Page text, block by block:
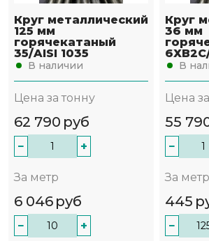
Круг металлический
125 мм
горячекатаный
35/AISI 1035
В наличии
Цена за тонну
62 790 руб
− +
За метр
6 046 руб
− +
Круг
36 мм
В
Цена
55
−
За метр
445
−